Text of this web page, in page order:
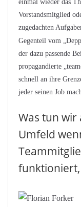
einmal wieder das
Vorstandsmitglied
zugedachten
Gegenteil vom
der dazu passende
propagandierte
schnell an ihre
jeder seinen Job
Was tun
Umfeld
funktioniert,